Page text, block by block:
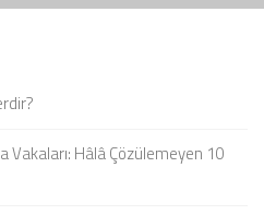
Vakaları: Hâlâ Çözülemeyen 10